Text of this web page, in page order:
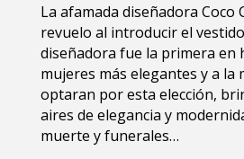
La afamada diseñadora Coco
revuelo al introducir el
diseñadora fue la primera en
mujeres más elegantes y a la
optaran por esta elección,
aires de elegancia y
muerte y funerales…